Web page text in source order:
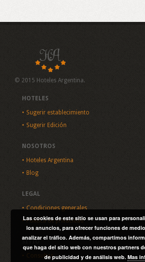
© 2015 Hoteles Argentina.
HOTELES
Sugerir establecimiento
Sugerir Edición
NOSOTROS
Hoteles Argentina
Blog
LEGAL
Condiciones generales
Política de privacidad
SITIO
Consultas
Las cookies de este sitio se usan para
los anuncios, para ofrecer funciones de
analizar el tráfico. Además, compartimos
que haga del sitio web con nuestros partners
de publicidad y de análisis web. Mas